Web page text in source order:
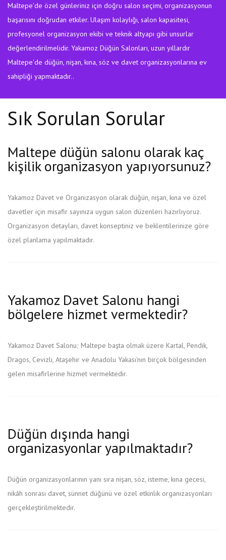
Maltepe'de özel günleriniz için doğru salon seçimi, organizasyonun
başarısını doğrudan etkiler. Ulaşım kolaylığı, salon kapasitesi,
profesyonel organizasyon ekibi ve teknik altyapı gibi unsurlar
değerlendirilmelidir. Yakamoz Düğün Salonları, uzun yıllardır
Maltepe'de düğün, nişan, kına, söz ve davet organizasyonlarına ev
sahipliği yapmaktadır..
Sık Sorulan Sorular
Maltepe düğün salonu olarak kaç
kişilik organizasyon yapıyorsunuz?
Yakamoz Davet ve Organizasyon olarak düğün, nişan, kına ve özel
davetler için misafir sayınıza uygun salon düzenleri hazırlıyoruz.
Organizasyon detayları, davet konseptiniz ve beklentilerinize göre
özel planlama yapılmaktadır.
Yakamoz Davet Salonu hangi
bölgelere hizmet vermektedir?
Yakamoz Davet Salonu; Maltepe başta olmak üzere Kartal, Pendik,
Dragos, Cevizli, Ataşehir ve Anadolu Yakası'nın birçok bölgesinden
gelen misafirlerine hizmet vermektedir.
Düğün dışında hangi
organizasyonlar yapılmaktadır?
Düğün organizasyonlarının yanı sıra nişan, söz, isteme, kına gecesi,
nikâh sonrası davet, sünnet düğünü ve özel etkinlik organizasyonları
gerçekleştirilmektedir.